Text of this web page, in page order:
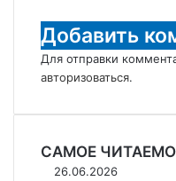
Добавить
Для отправки
авторизоваться.
САМОЕ
Миллер
26.06.2026